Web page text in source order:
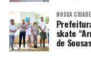
NOSSA CIDADE
skate
de